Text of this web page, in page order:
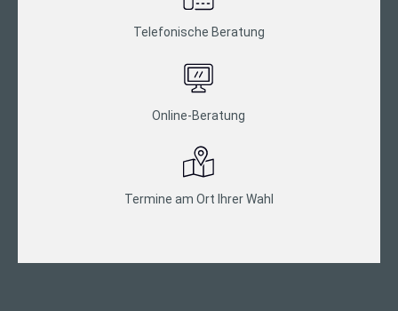
Telefonische Beratung
Online-Beratung
Termine am Ort Ihrer Wahl